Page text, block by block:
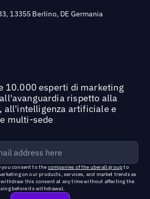
13355 Berlino, DE Germania
10.000 esperti di marketing
rispetto alla
all'intelligenza artificiale e
multi-sede
you consent to the companies of the uberall groupto
on our products, services, and market trends as
withdraw this consent at any time without affecting the
before its withdrawal.